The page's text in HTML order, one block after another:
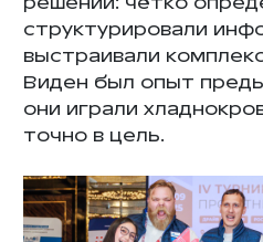
структурировали
выстраивали
Виден был опыт
они играли
точно в цель.